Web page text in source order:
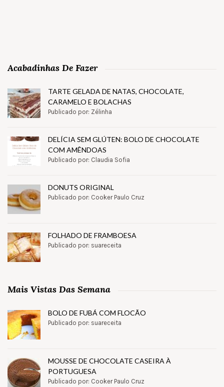
Acabadinhas De Fazer
TARTE GELADA DE NATAS, CHOCOLATE,
CARAMELO E BOLACHAS
Publicado por: Zélinha
DELÍCIA SEM GLÚTEN: BOLO DE CHOCOLATE
COM AMÊNDOAS
Publicado por: Claudia Sofia
DONUTS ORIGINAL
Publicado por: Cooker Paulo Cruz
FOLHADO DE FRAMBOESA
Publicado por: suareceita
Mais Vistas Das Semana
BOLO DE FUBÁ COM FLOCÃO
Publicado por: suareceita
MOUSSE DE CHOCOLATE CASEIRA À
PORTUGUESA
Publicado por: Cooker Paulo Cruz